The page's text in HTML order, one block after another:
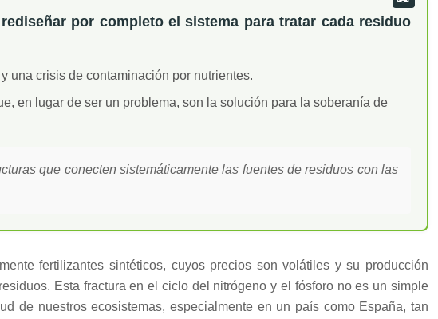
por completo el sistema para tratar cada residuo
una crisis de contaminación por nutrientes.
en lugar de ser un problema, son la solución para la soberanía de
que conecten sistemáticamente las fuentes de residuos con las
fertilizantes sintéticos, cuyos precios son volátiles y su producción
Esta fractura en el ciclo del nitrógeno y el fósforo no es un simple
de nuestros ecosistemas, especialmente en un país como España, tan